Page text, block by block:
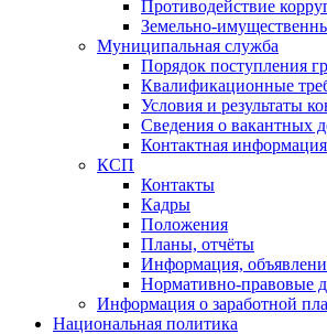
Противодействие
Земельно-
Муниципальная служба
Порядок поступления
Квалификационные
Условия и результаты
Сведения о вакантных
Контактная информация
КСП
Контакты
Кадры
Положения
Планы, отчёты
Информация,
Нормативно-правовые
Информация о заработной
Национальная политика